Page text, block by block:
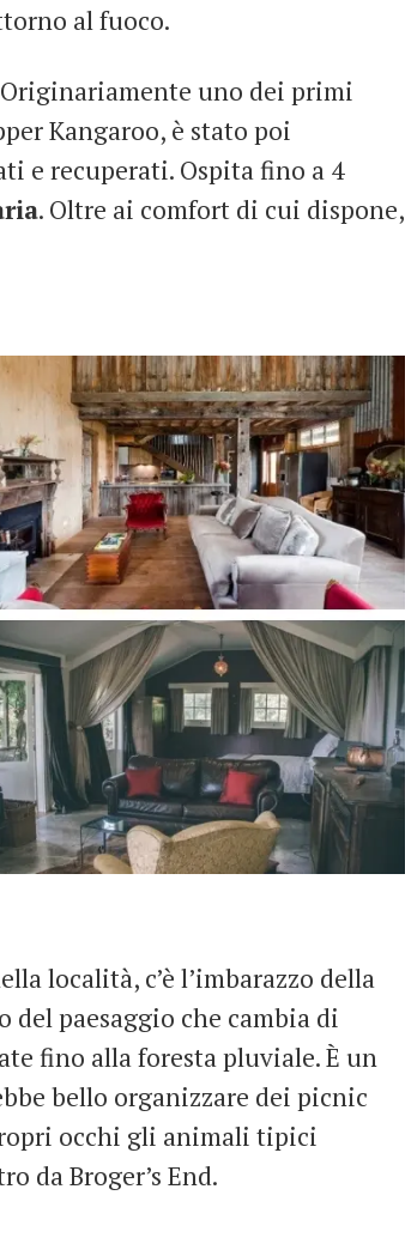
al fuoco.
uno dei primi
Kangaroo, è stato poi
e recuperati. Ospita fino a 4
. Oltre ai comfort di cui dispone,
località, c’è l’imbarazzo della
del paesaggio che cambia di
fino alla foresta pluviale. È un
bello organizzare dei picnic
occhi gli animali tipici
da Broger’s End.